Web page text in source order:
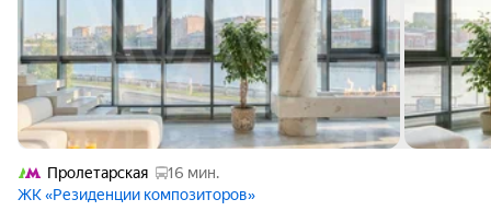
Пролетарская
16 мин.
ЖК «Резиденции композиторов»